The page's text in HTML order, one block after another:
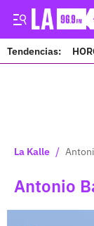
Tendencias:
La Kalle /
Antonio